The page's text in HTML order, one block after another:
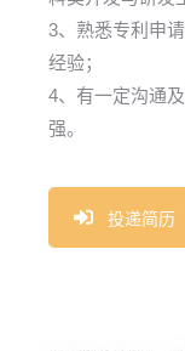
3、熟悉专利申
经验；
4、有一定沟通
强。
投递简历